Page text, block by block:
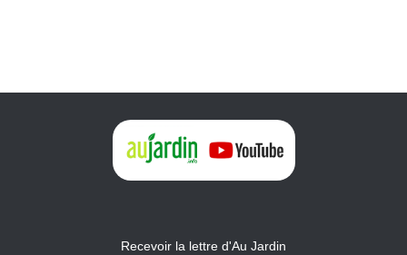
Recevoir la lettre d'Au Jardin